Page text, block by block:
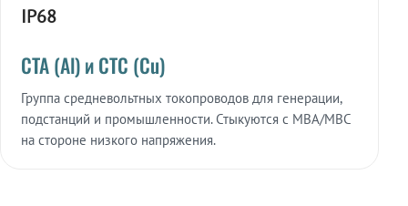
IP68
СТА (Al) и СТС (Cu)
Группа средневольтных токопроводов для генерации,
подстанций и промышленности. Стыкуются с МВА/МВС
на стороне низкого напряжения.